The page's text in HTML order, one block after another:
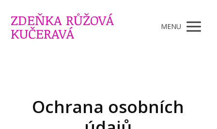
ZDEŇKA RŮŽOVÁ
KUČERAVÁ MENU
Ochrana osobních